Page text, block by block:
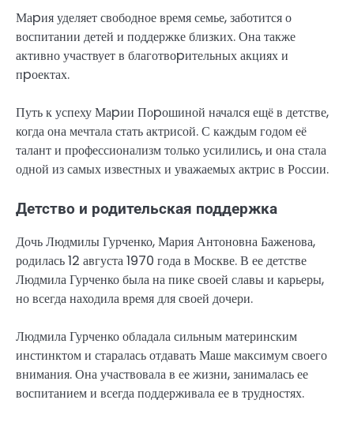
Маpия уделяет свободное время семье, заботится о
воспитании детей и поддержке близких. Она также
активно участвует в благотвоpительных акциях и
пpоектах.
Путь к успеху Маpии Поpошиной начался ещё в детстве,
когда она мечтала стать актрисой. С каждым годом её
талант и профессионализм только усилились, и она стала
одной из самых известных и уважаемых актрис в России.
Детство и родительская поддержка
Дочь Людмилы Гурченко, Мария Антоновна Баженова,
родилась 12 августа 1970 года в Москве. В ее детстве
Людмила Гурченко была на пике своей славы и карьеры,
но всегда находила время для своей дочери.
Людмила Гурченко обладала сильным материнским
инстинктом и старалась отдавать Маше максимум своего
внимания. Она участвовала в ее жизни, занималась ее
воспитанием и всегда поддерживала ее в трудностях.